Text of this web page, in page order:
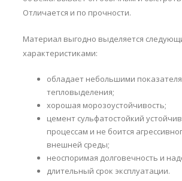
Отличается и по прочности.
Материал выгодно выделяется
характеристиками:
обладает небольшими
тепловыделения;
хорошая морозоустойчивость;
цемент сульфатостойкий
процессам и не боится
внешней среды;
неоспоримая долговечность и
длительный срок эксплуатации.